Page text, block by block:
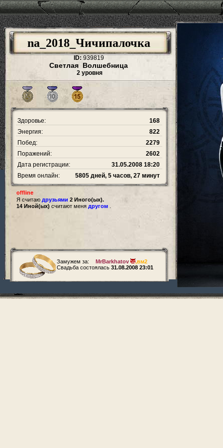
na_2018_Чичипалочка
ID: 939819
Светлая Волшебница
2 уровня
Здоровье:
168
Энергия:
822
Побед:
2279
Поражений:
2602
Дата регистрации:
31.05.2008 18:20
Время онлайн:
5805 дней, 5 часов, 27 минут
offline
Я считаю друзьями 2 Иного(ых).
14 Иной(ых) считают меня другом
Замужем за: MrBarkhatov ,вм2
Свадьба состоялась 31.08.2008 23:01